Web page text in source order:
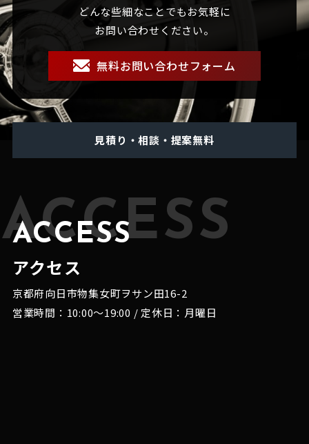
どんな些細なことでもお気軽に
お問い合わせください。
無料お問い合わせフォーム
見積り・相談・提案無料
ACCESS
ACCESS
アクセス
京都府向日市物集女町ヲサン田16-2
営業時間：10:00～19:00 / 定休日：月曜日